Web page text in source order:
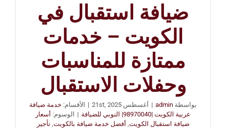
ضيافة استقبال في
الكويت – خدمات
ممتازة للمناسبات
وحفلات الاستقبال
بواسطة admin
| أغسطس 21st, 2025 | الأقسام: خدمة ضيافة
عربية الكويت |98970040| النوبي للضيافة
| الوسوم: أسعار
ضيافة استقبال الكويت أفضل خدمة ضيافة بالكويت ,تأجير